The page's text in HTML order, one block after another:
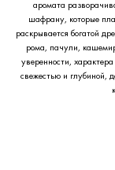
аромата
шафрану, которые
раскрывается богатой
рома, пачули,
уверенности,
свежестью и глубиной,